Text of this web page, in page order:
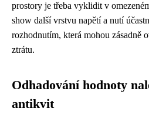
prostory je třeba vyklidit v
show další vrstvu napětí a nutí
rozhodnutím, která mohou
ztrátu.
Odhadování hodnoty
antikvit